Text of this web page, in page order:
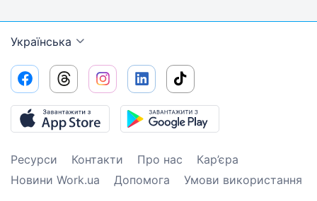
Українська
Ресурси Контакти Про нас
Кар’єра
Новини Work.ua
Допомога Умови використання